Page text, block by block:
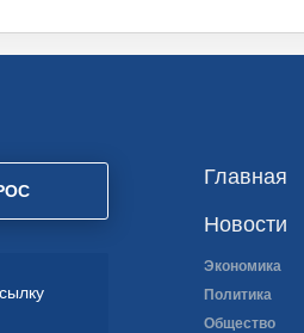
Главная
Новости
Экономика
Политика
Общество